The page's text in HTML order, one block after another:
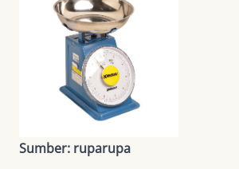
Sumber: ruparupa